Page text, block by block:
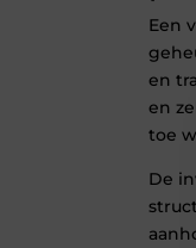
Een
en
en
toe
De